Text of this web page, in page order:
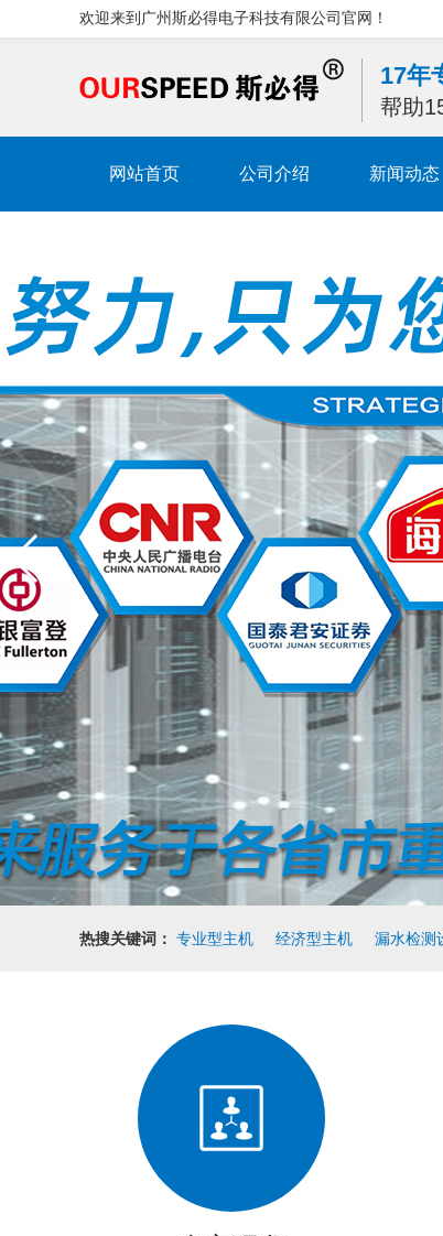
欢迎来到广州斯必得电子科技有限公司官网！
17年
帮助
网站首页 公司介绍 新闻动态
热搜关键词： 专业型主机 经济型主机 漏水检测